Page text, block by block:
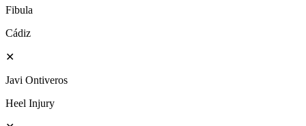
Fibula
Cádiz
✕
Javi Ontiveros
Heel Injury